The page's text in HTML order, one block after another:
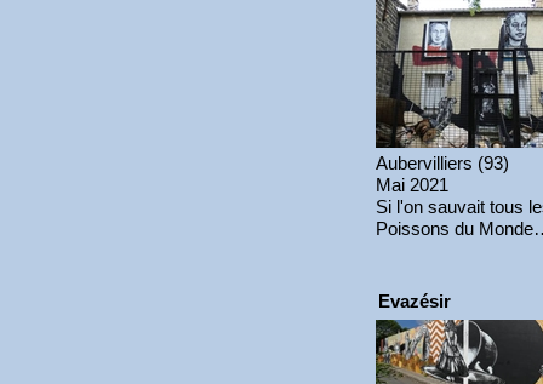
Aubervilliers (93)
Mai 2021
Si l'on sauvait tous
Poissons du
Evazésir